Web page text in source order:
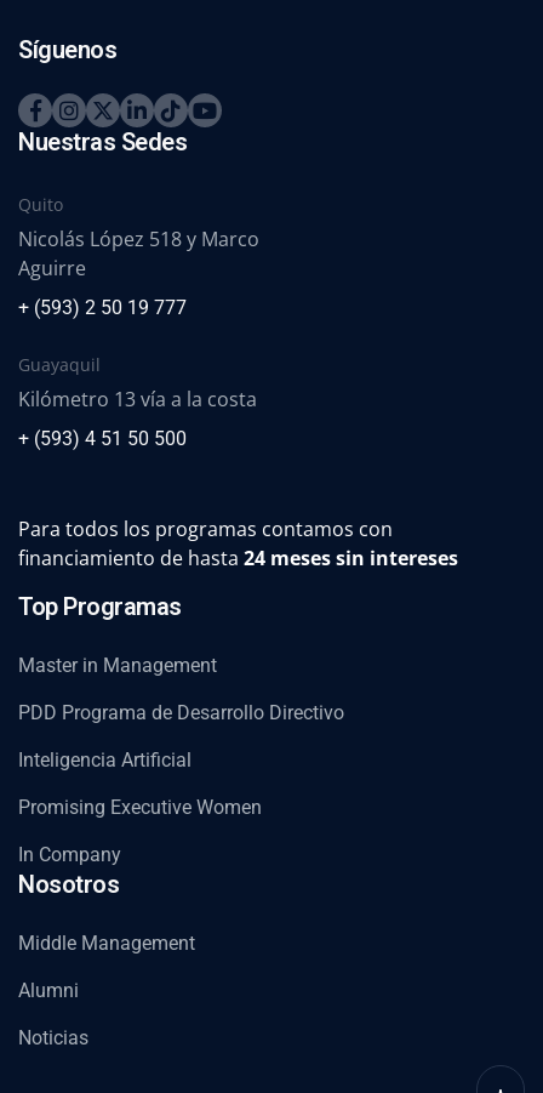
Síguenos
Nuestras Sedes
Quito
Nicolás López 518 y Marco
Aguirre
+ (593) 2 50 19 777
Guayaquil
Kilómetro 13 vía a la costa
+ (593) 4 51 50 500
Para todos los programas contamos con
financiamiento de hasta 24 meses sin intereses
Top Programas
Master in Management
PDD Programa de Desarrollo Directivo
Inteligencia Artificial
Promising Executive Women
In Company
Nosotros
Middle Management
Alumni
Noticias